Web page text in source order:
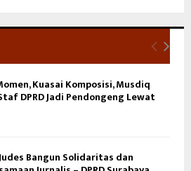
Kuasai Komposisi, Musdiq
DPRD Jadi Pendongeng Lewat
Bangun Solidaritas dan